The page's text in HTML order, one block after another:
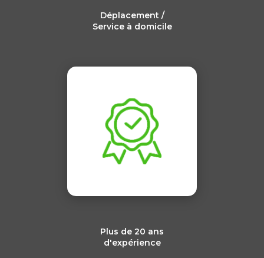
Déplacement /
Service à domicile
Plus de 20 ans
d'expérience